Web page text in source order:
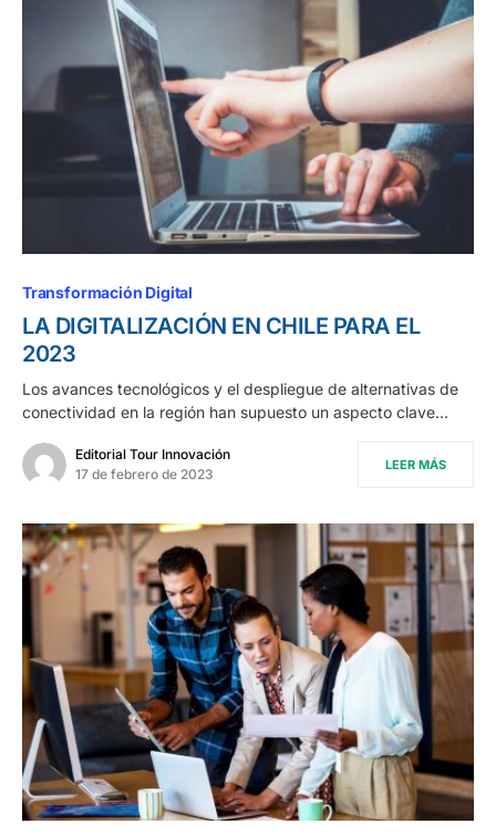
Transformación Digital
LA DIGITALIZACIÓN EN CHILE PARA EL
2023
Los avances tecnológicos y el despliegue de alternativas de
conectividad en la región han supuesto un aspecto clave…
Editorial Tour Innovación
17 de febrero de 2023
LEER MÁS